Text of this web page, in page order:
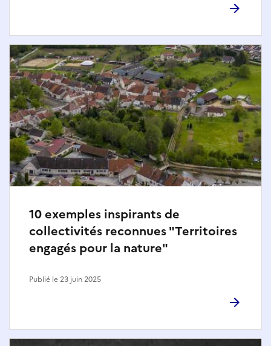
10 exemples inspirants de
collectivités reconnues "Territoires
engagés pour la nature"
Publié le 23 juin 2025